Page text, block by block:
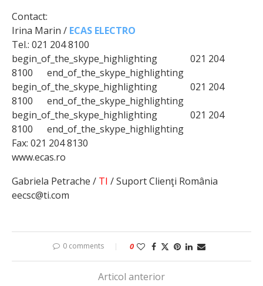
Contact:
Irina Marin / ECAS ELECTRO
Tel.: 021 204 8100
begin_of_the_skype_highlighting 021 204
8100 end_of_the_skype_highlighting
begin_of_the_skype_highlighting 021 204
8100 end_of_the_skype_highlighting
begin_of_the_skype_highlighting 021 204
8100 end_of_the_skype_highlighting
Fax: 021 204 8130
www.ecas.ro
Gabriela Petrache / TI / Suport Clienţi România
eecsc@ti.com
0 comments 0
Articol anterior